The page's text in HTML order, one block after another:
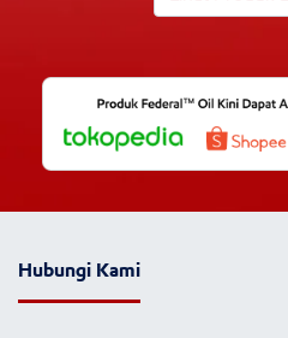
Hubungi Kami